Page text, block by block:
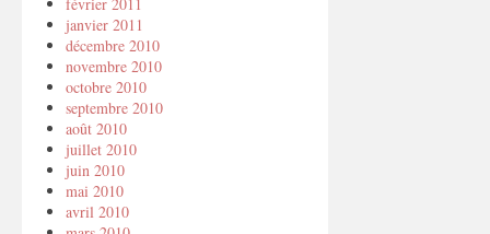
janvier 2011
décembre 2010
novembre 2010
octobre 2010
septembre 2010
août 2010
juillet 2010
juin 2010
mai 2010
avril 2010